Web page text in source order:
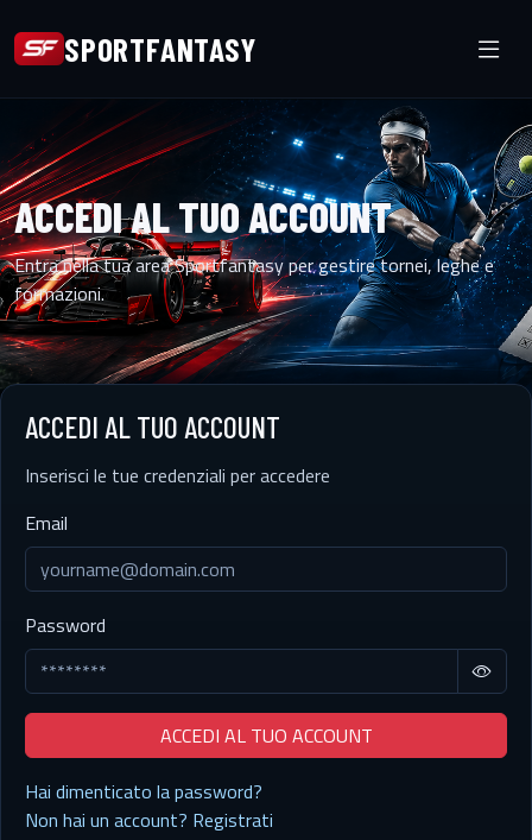
SPORTFANTASY
ACCEDI AL TUO ACCOUNT
Entra nella tua area Sportfantasy per gestire tornei, leghe e
formazioni.
ACCEDI AL TUO ACCOUNT
Inserisci le tue credenziali per accedere
Email
Password
ACCEDI AL TUO ACCOUNT
Hai dimenticato la password?
Non hai un account? Registrati